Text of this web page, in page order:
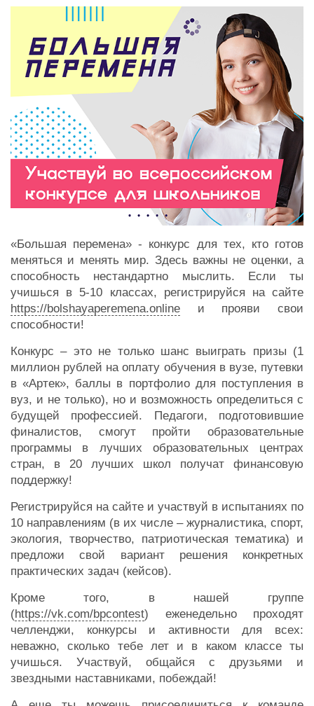
«Большая перемена» - конкурс для тех, кто готов
меняться и менять мир. Здесь важны не оценки, а
способность нестандартно мыслить. Если ты
учишься в 5-10 классах, регистрируйся на сайте
https://bolshayaperemena.online и прояви свои
способности!
Конкурс – это не только шанс выиграть призы (1
миллион рублей на оплату обучения в вузе, путевки
в «Артек», баллы в портфолио для поступления в
вуз, и не только), но и возможность определиться с
будущей профессией. Педагоги, подготовившие
финалистов, смогут пройти образовательные
программы в лучших образовательных центрах
стран, в 20 лучших школ получат финансовую
поддержку!
Регистрируйся на сайте и участвуй в испытаниях по
10 направлениям (в их числе – журналистика, спорт,
экология, творчество, патриотическая тематика) и
предложи свой вариант решения конкретных
практических задач (кейсов).
Кроме того, в нашей группе
(https://vk.com/bpcontest) еженедельно проходят
челленджи, конкурсы и активности для всех:
неважно, сколько тебе лет и в каком классе ты
учишься. Участвуй, общайся с друзьями и
звездными наставниками, побеждай!